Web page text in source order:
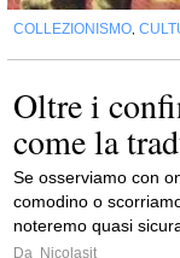
COLLEZIONISMO
Oltre i
come la
Se osserviamo con
comodino o
noteremo quasi
Da Nicolasit